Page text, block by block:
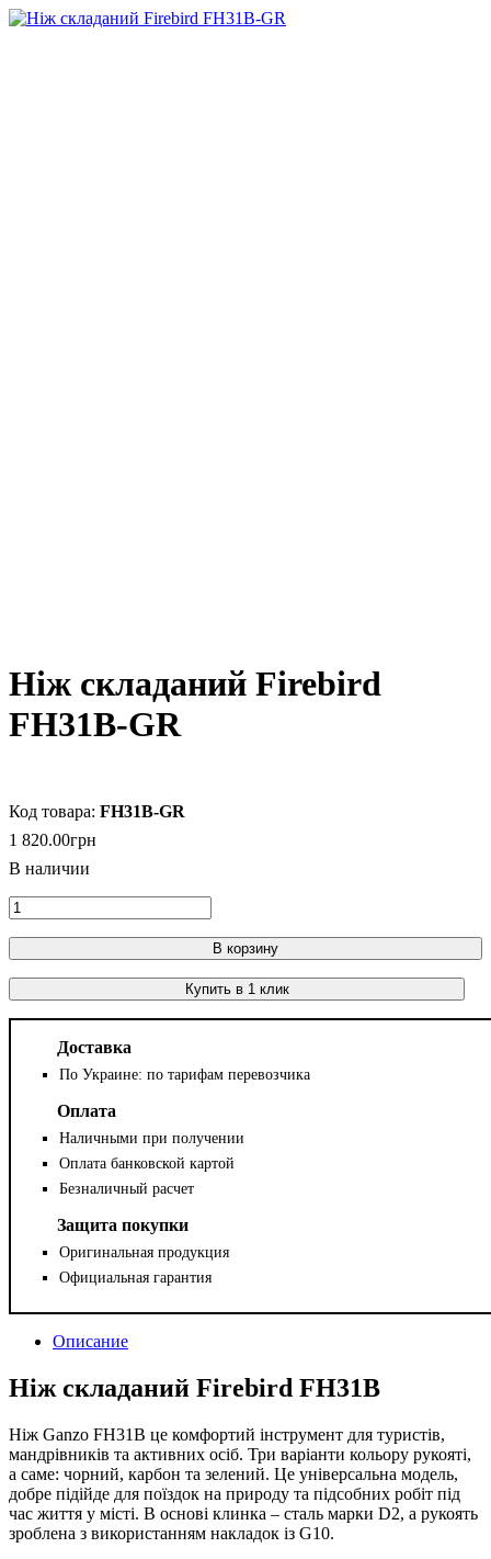
Нiж складаний Firebird
FH31B-GR
FH31B-GR
1 820.00грн
В корзину
Купить в 1 клик
Доставка
По Украине: по тарифам перевозчика
Оплата
Наличными при получении
Оплата банковской картой
Безналичный расчет
Защита покупки
Оригинальная продукция
Официальная гарантия
Описание
Ніж складаний Firebird FH31B
Ніж Ganzo FH31B це комфортий інструмент для туристів,
мандрівників та активних осіб. Три варіанти кольору рукояті,
а саме: чорний, карбон та зелений. Це універсальна модель,
добре підійде для поїздок на природу та підсобних робіт під
час життя у місті. В основі клинка – сталь марки D2, а рукоять
зроблена ​​з використанням накладок із G10.